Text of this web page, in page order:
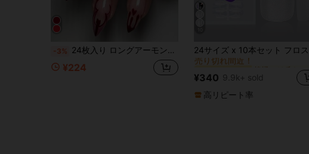
-3% 24枚入り ロングアーモンド型ネイルステッカーセット、完璧なフィット、ハロウィン血滴コウモリデザイン、女性と女の子の日常着用に適しています、ネイルステッカー、ネイルアート用品
¥224
売り切れ間近！
#3 ベストセラー
売り切れ間近！
#3 ベストセラー
売り切れ間近！
#3 ベストセラー 棺桶 つけ爪を貼る
売り切れ間近！
¥340 9.9k+ sold
高リピート率